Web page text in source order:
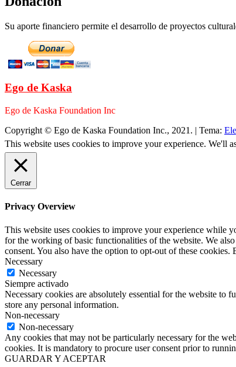
Su aporte financiero permite el desarrollo de proyectos
Ego de Kaska
Ego de Kaska Foundation Inc
Copyright © Ego de Kaska Foundation Inc., 2021. | Tema:
This website uses cookies to improve your experience. We'll
Cerrar
Privacy Overview
This website uses cookies to improve your experience while
for the working of basic functionalities of the website. We
consent. You also have the option to opt-out of these
Necessary
Necessary
Siempre activado
Necessary cookies are absolutely essential for the website to
store any personal information.
Non-necessary
Non-necessary
Any cookies that may not be particularly necessary for the
cookies. It is mandatory to procure user consent prior to
GUARDAR Y ACEPTAR